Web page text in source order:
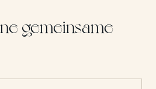
gemeinsame